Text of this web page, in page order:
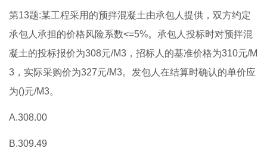
第13题:某工程采用的预拌混凝土由承包人提供，双方约定
承包人承担的价格风险系数<=5%。承包人投标时对预拌混
凝土的投标报价为308元/M3，招标人的基准价格为310元/M
3，实际采购价为327元/M3。发包人在结算时确认的单价应
为()元/M3。
A.308.00
B.309.49